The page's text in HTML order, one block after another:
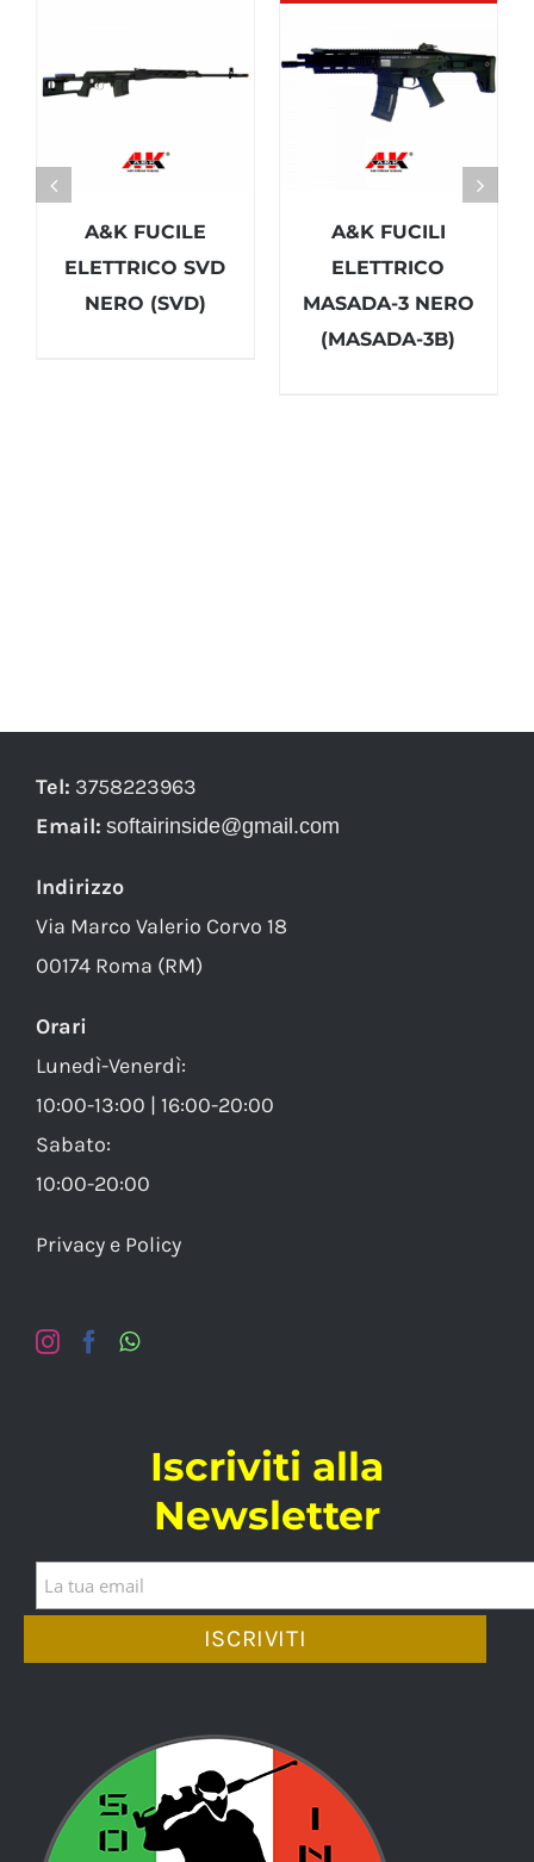
A&K FUCILE
ELETTRICO SVD
NERO (SVD)
A&K FUCILI
ELETTRICO
MASADA-3 NERO
(MASADA-3B)
Tel: 3758223963
Email: softairinside@gmail.com
Indirizzo
Via Marco Valerio Corvo 18
00174 Roma (RM)
Orari
Lunedì-Venerdì:
10:00-13:00 | 16:00-20:00
Sabato:
10:00-20:00
Privacy e Policy
Iscriviti alla
Newsletter